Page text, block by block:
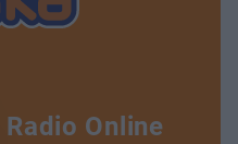
Radio Online